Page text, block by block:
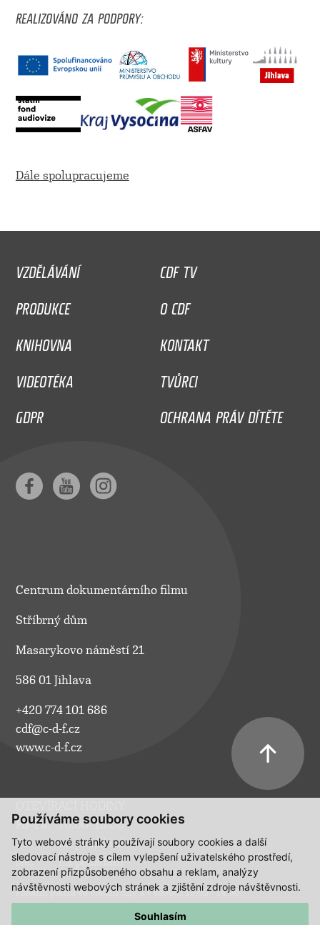
Používáme soubory cookies
Tyto webové stránky používají soubory cookies a další
sledovací nástroje s cílem vylepšení uživatelského prostředí,
zobrazení přizpůsobeného obsahu a reklam, analýzy
návštěvnosti webových stránek a zjištění zdroje návštěvnosti.
Souhlasím
REALIZOVÁNO ZA PODPORY:
Dále spolupracujeme
VZDĚLÁVÁNÍ
CDF TV
PRODUKCE
O CDF
KNIHOVNA
KONTAKT
VIDEOTÉKA
TVŮRCI
GDPR
OCHRANA PRÁV DÍTĚTE
Centrum dokumentárního filmu
Stříbrný dům
Masarykovo náměstí 21
586 01 Jihlava
+420 774 101 686
cdf@c-d-f.cz
www.c-d-f.cz
Po–Pá:
10.00–18.00
So:
na požádání
Ne:
na požádání
Polední pauza ve všední dny a v sobotu 13:00 - 14:00.